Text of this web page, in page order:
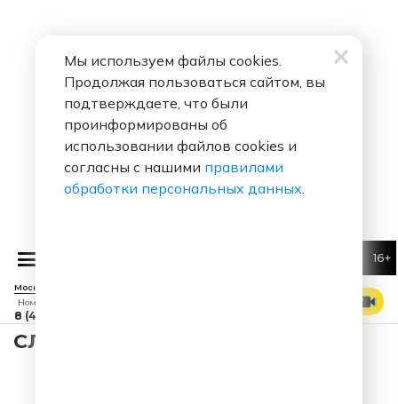
Я тебя
16+
Москва 88.7 FM
Номер прямого эфира
8 (495) 229 29 09
СЛУШАТЬ УГАРНЫЙ ПАПА - 006
Мы используем файлы cookies.
Продолжая пользоваться сайтом, вы
подтверждаете, что были
проинформированы об
использовании файлов cookies и
согласны с нашими правилами
обработки персональных данных.